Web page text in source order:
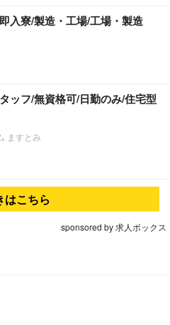
入寮/製造・工場/工場・製造
ッフ/無資格可/日勤のみ/住宅型
ますとみ
はこちら
sponsored by 求人ボックス